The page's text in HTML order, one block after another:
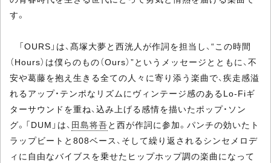
す。
「OURS」は、髙塚大夢と西洸人が作詞を担当し、“この時間
（Hours）は僕らのもの（Ours）”というメッセージとともに、不
安や葛藤を抱え生きる全ての人々に寄り添う楽曲で、疾走感溢
れるアップ・テンポなリズムにヴィンテージ感のあるLo-Fiギ
ターサウンドを重ね、込み上げる感情を描いたポップ・ソン
グ。「DUM」は、 田島将吾と西が作詞に参加。パンチの効いたト
ラップビートと808ベース、そして繰り返されるシンセメロデ
ィに自由なバイブスを乗せたヒップホップ調の楽曲になって